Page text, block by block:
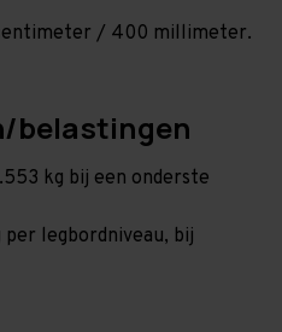
/ 400 millimeter.
belastingen
kg bij een onderste
per legbordniveau, bij